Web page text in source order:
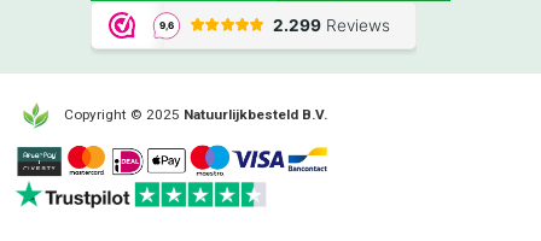
Veelgestelde vragen
Is ijzer bisglycinaat beter dan ijzerfumaraat of ijzergluconaat
Alle vormen leveren ijzer. Bisglycinaat is een veelgekozen chelaatvorm.
Fumaraat en gluconaat zijn klassieke opties. De beste keuze is wat past
bij jouw voorkeur en etiket.
Wanneer neem ik ijzer het beste in
Kies een vast moment op de dag. Volg het etiket. Als je gevoelig bent
voor je maag, neem ijzer dan bij of na de maaltijd.
Copyright © 2025 Natuurlijkbesteld B.V.